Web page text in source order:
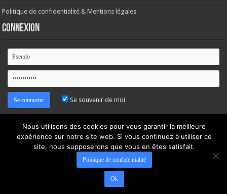
Politique de confidentialité & Mentions légales
Connexion
Se souvenir de moi
Mot de passe oublié ?
Nous utilisons des cookies pour vous garantir la meilleure
expérience sur notre site web. Si vous continuez à utiliser ce
site, nous supposerons que vous en êtes satisfait.
Politique de confidentialité
Ok